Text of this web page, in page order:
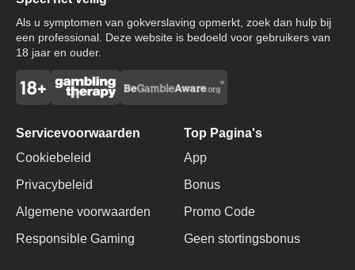
Bonus
Als u symptomen van gokverslaving opmerkt, zoek dan hulp bij
een professional. Deze website is bedoeld voor gebruikers van
18 jaar en ouder.
Servicevoorwaarden
Cookiebeleid
Privacybeleid
Algemene voorwaarden
Responsible Gaming
Top Pagina's
App
Bonus
Promo Code
Geen stortingsbonus